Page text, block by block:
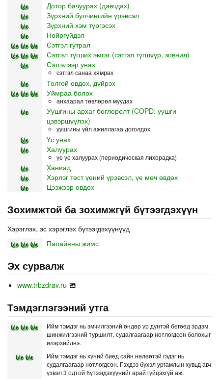
Дотор бачуурах (давчдах)
Зүрхний булчингийн үрэвсэл
Зүрхний хэм түргэсэх
Нойргүйдэл
Сэтгэл гутрал
Сэтгэл түгших эмгэг (сэтгэл түгшүүр, зовнил)
Сэтгэлээр унах
сэтгэл санаа хямрах
Толгой өвдөх, дүйрэх
Уймраа болох
анхаарал төвлөрөл муудах
Уушгины архаг бөглөрөлт (COPD: уушги
цэвэршүүлэх)
уушгины үйл ажиллагаа доголдох
Үс унах
Халуурах
үе үе халуурах (периодическая лихорадка)
Ханиад
Хэрлэг төст үений үрэвсэл, үе мөч өвдөх
Цээжээр өвдөх
Зохимжтой ба зохимжгүй бүтээгдэхүүн
Хэрэглэх, эс хэрэглэх бүтээгдэхүүнүүд
Папайяны жимс
Эх сурвалж
www.trbzdrav.ru
Тэмдэглэгээний утга
Ийм тэмдэг нь эмчилгээний өндөр үр дүнтэй бөгөөд эрдэм
шинжилгээний туршилт, судалгаагаар нотлогдсон болохыг
илэрхийлнэ.
Ийм тэмдэг нь хүний биед сайн нөлөөтэй гэдэг нь
судалгаагаар нотлогдсон. Гэхдээ бүхэл ургамлын хувьд авч
үзвэл 3 одтой бүтээгдэхүүнийг арай гүйцэхгүй аж.